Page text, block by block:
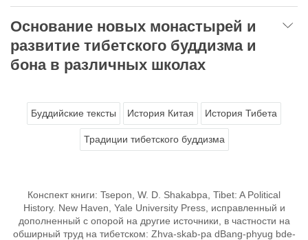
Основание новых монастырей и
развитие тибетского буддизма и
бона в различных школах
Буддийские тексты История Китая История Тибета
Традиции тибетского буддизма
Конспект книги: Tsepon, W. D. Shakabpa, Tibet: A Political
History. New Haven, Yale University Press, исправленный и
дополненный с опорой на другие источники, в частности на
обширный труд на тибетском: Zhva-skab-pa dBang-phyug bde-